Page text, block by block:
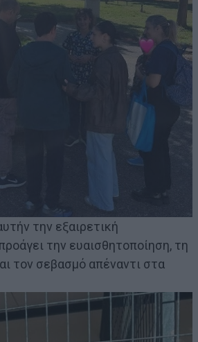
την εξαιρετική
την ευαισθητοποίηση, τη
τον σεβασμό απέναντι στα